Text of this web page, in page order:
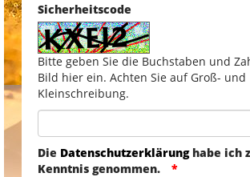
Sicherheitscode
Bitte geben Sie die Buchstaben und
Bild hier ein. Achten Sie auf Groß- und
Kleinschreibung.
Die Datenschutzerklärunghabe ich
Kenntnis genommen.